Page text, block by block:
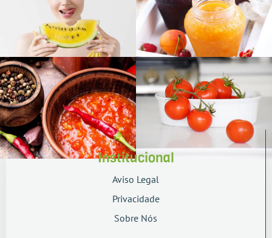
Institucional
Aviso Legal
Privacidade
Sobre Nós